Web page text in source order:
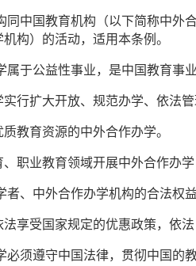
同中国教育机构（以下简称中外
构）的活动，适用本条例。
属于公益性事业，是中国教育事
扩大开放、规范办学、依法管
育资源的中外合作办学。
业教育领域开展中外合作办学
者、中外合作办学机构的合法权
受国家规定的优惠政策，依法
必须遵守中国法律，贯彻中国的